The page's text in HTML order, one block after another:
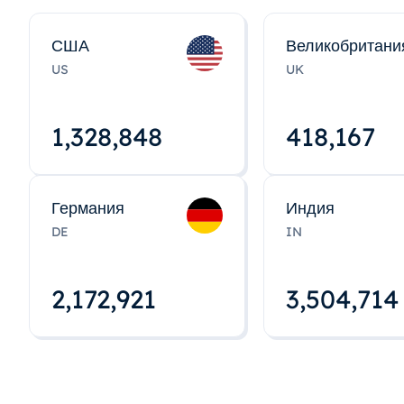
США
US
1,328,848
UK
418,167
Германия
DE
2,172,922
Индия
IN
3,504,715